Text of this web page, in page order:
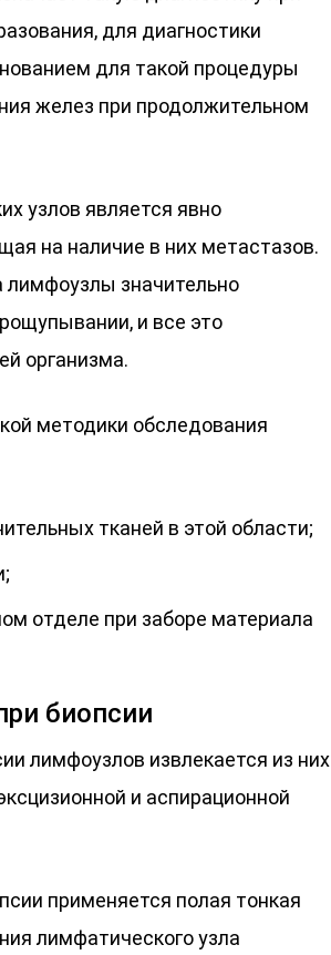
для диагностики
для такой процедуры
желез при продолжительном
узлов является явно
на наличие в них метастазов.
лимфоузлы значительно
и все это
организма.
методики обследования
тканей в этой области;
отделе при заборе материала
биопсии
лимфоузлов извлекается из них
и аспирационной
применяется полая тонкая
лимфатического узла